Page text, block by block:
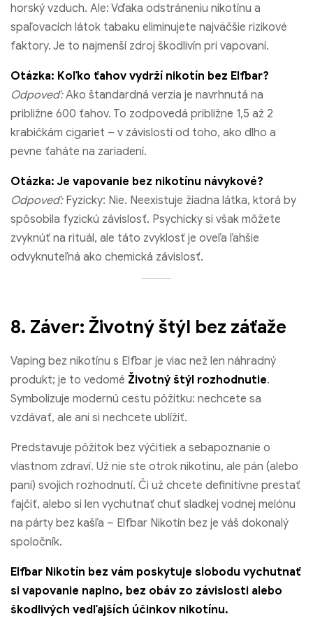
horský vzduch. Ale: Vďaka odstráneniu nikotínu a
spaľovacích látok tabaku eliminujete najväčšie rizikové
faktory. Je to najmenší zdroj škodlivín pri vapovaní.
Otázka: Koľko ťahov vydrží nikotín bez Elfbar?
Odpoveď:Ako štandardná verzia je navrhnutá na
približne 600 ťahov. To zodpovedá približne 1,5 až 2
krabičkám cigariet – v závislosti od toho, ako dlho a
pevne ťaháte na zariadení.
Otázka: Je vapovanie bez nikotínu návykové?
Odpoveď:Fyzicky: Nie. Neexistuje žiadna látka, ktorá by
spôsobila fyzickú závislosť. Psychicky si však môžete
zvyknúť na rituál, ale táto zvyklosť je oveľa ľahšie
odvyknuteľná ako chemická závislosť.
8. Záver: Životný štýl bez záťaže
Vaping bez nikotínu s Elfbar je viac než len náhradný
produkt; je to vedomé Životný štýl rozhodnutie.
Symbolizuje modernú cestu pôžitku: nechcete sa
vzdávať, ale ani si nechcete ublížiť.
Predstavuje pôžitok bez výčitiek a sebapoznanie o
vlastnom zdraví. Už nie ste otrok nikotínu, ale pán (alebo
pani) svojich rozhodnutí. Či už chcete definitívne prestať
fajčiť, alebo si len vychutnať chuť sladkej vodnej melónu
na párty bez kašľa – Elfbar Nikotín bez je váš dokonalý
spoločník.
Elfbar Nikotín bez vám poskytuje slobodu vychutnať
si vapovanie naplno, bez obáv zo závislosti alebo
škodlivých vedľajších účinkov nikotínu.